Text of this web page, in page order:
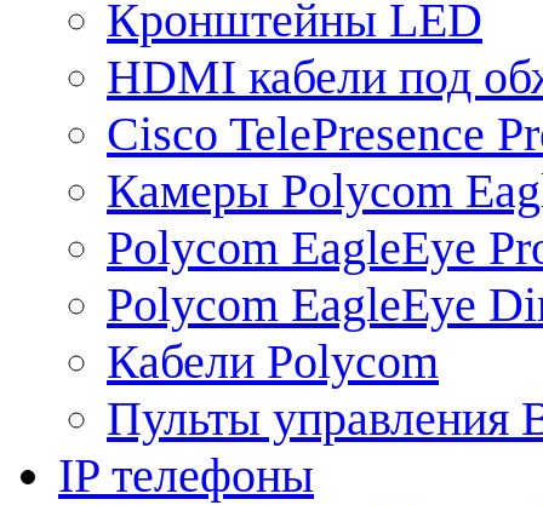
Кронштейны LED
HDMI кабели под
Cisco TelePresence
Камеры Polycom
Polycom EagleEye
Polycom EagleEye
Кабели Polycom
Пульты управления
IP телефоны